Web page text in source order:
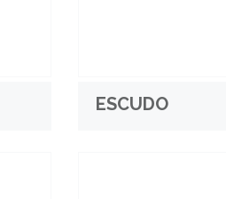
ESCUDO